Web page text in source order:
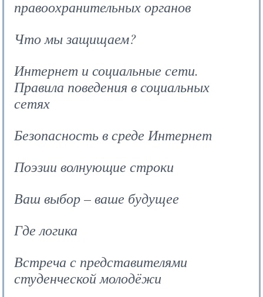
правоохранительных органов
Что мы защищаем?
Интернет и социальные сети.
Правила поведения в социальных
сетях
Безопасность в среде Интернет
Поэзии волнующие строки
Ваш выбор – ваше будущее
Где логика
Встреча с представителями
студенческой молодёжи